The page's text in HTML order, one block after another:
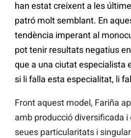
han estat creixent a les
patró molt semblant. En
tendència imperant al
pot tenir resultats negatius
que a una ciutat especialista
si li falla esta especialitat, li
Front aquest model, Fariña
amb producció diversificada
seues particularitats i